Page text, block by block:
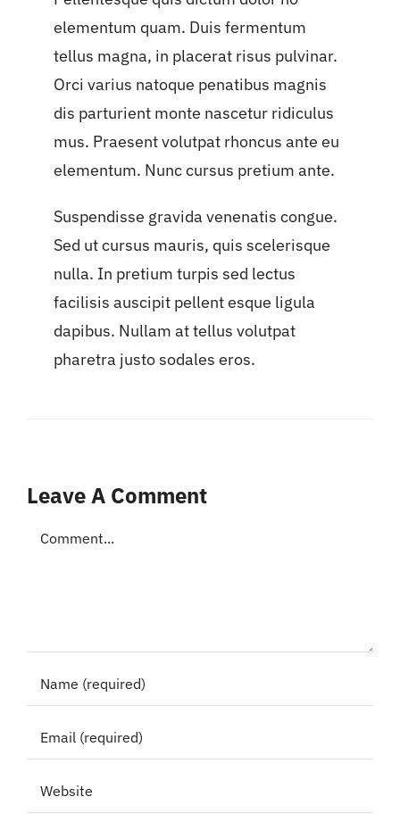
elementum quam. Duis fermentum
tellus magna, in placerat risus pulvinar.
Orci varius natoque penatibus magnis
dis parturient monte nascetur ridiculus
mus. Praesent volutpat rhoncus ante eu
elementum. Nunc cursus pretium ante.
Suspendisse gravida venenatis congue.
Sed ut cursus mauris, quis scelerisque
nulla. In pretium turpis sed lectus
facilisis auscipit pellent esque ligula
dapibus. Nullam at tellus volutpat
pharetra justo sodales eros.
Leave A Comment
Comment